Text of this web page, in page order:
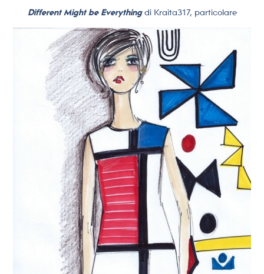
Different Might be Everythingdi Kraita317, particolare